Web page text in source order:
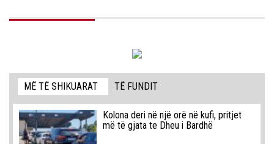
MË TË SHIKUARAT TË FUNDIT
Kolona deri në një orë në kufi, pritjet
më të gjata te Dheu i Bardhë